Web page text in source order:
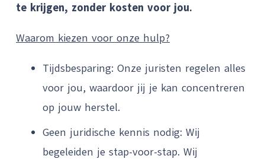
te krijgen, zonder kosten voor jou.
Waarom kiezen voor onze hulp?
Tijdsbesparing: Onze juristen regelen alles
voor jou, waardoor jij je kan concentreren
op jouw herstel.
Geen juridische kennis nodig: Wij
begeleiden je stap-voor-stap. Wij